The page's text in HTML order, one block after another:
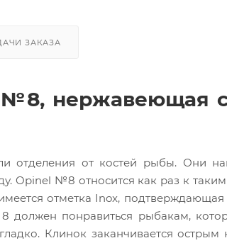
ЗАКАЗА
нержавеющая
отделения от костей рыбы. Они
Opinel №8 относится как раз к
отметка Inox, подтверждающая
понравиться рыбакам,
Клинок заканчивается острым